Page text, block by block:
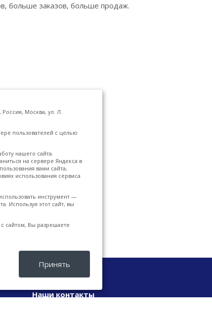
больше заказов, больше продаж.
Наши контакты
Москва, ул. Л.
пользователей с целью
нашего сайта.
на сервере Яндекса в
вами сайта,
использования сервиса
инструмент —
Используя этот сайт, вы
сайтом, Вы разрешаете
Принять